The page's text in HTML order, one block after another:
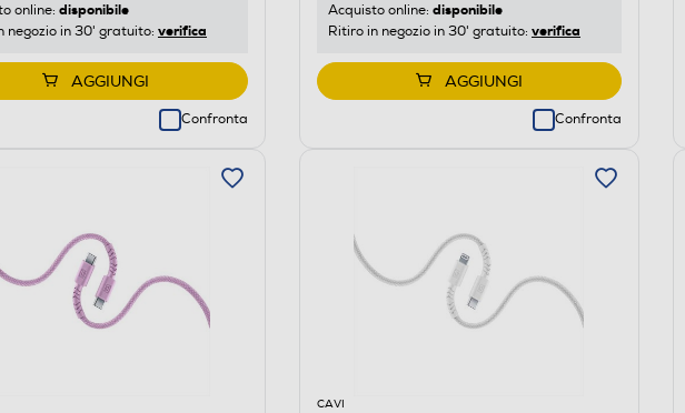
online: disponibile
negozio in 30' gratuito: verifica
AGGIUNGI
Confronta
Acquisto online: disponibile
Ritiro in negozio in 30' gratuito: verifica
AGGIUNGI
Confronta
CAVI